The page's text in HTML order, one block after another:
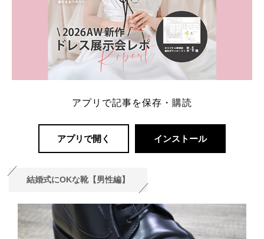
アプリで記事を保存・購読
アプリで開く インストール
結婚式にOKな靴【男性編】